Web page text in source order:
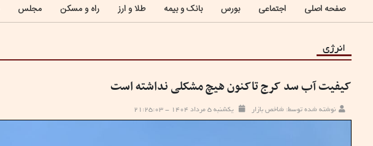
صفحه اصلی اجتماعی بورس بانک و بیمه طلا و ارز راه و مسکن مجلس
انرژی
کیفیت آب سد کرج تاکنون هیچ مشکلی نداشته است
نوشته شده توسط: شاخص بازار یکشنبه ۵ مرداد ۱۴۰۴ - ۲۱:۲۵:۰۳